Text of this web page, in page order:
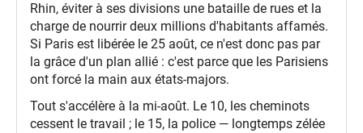
Rhin, éviter à ses divisions une bataille de rues et la
charge de nourrir deux millions d'habitants affamés.
Si Paris est libérée le 25 août, ce n'est donc pas par
la grâce d'un plan allié : c'est parce que les Parisiens
ont forcé la main aux états-majors.
Tout s'accélère à la mi-août. Le 10, les cheminots
cessent le travail ; le 15, la police — longtemps zélée